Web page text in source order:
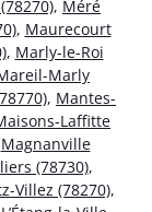
, Méré
, Maurecourt
, Marly-le-Roi
Marly
, Mantes-
Laffitte
Magnanville
(78730),
Villez (78270),